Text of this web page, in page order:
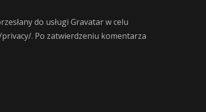
do usługi Gravatar w celu
. Po zatwierdzeniu komentarza